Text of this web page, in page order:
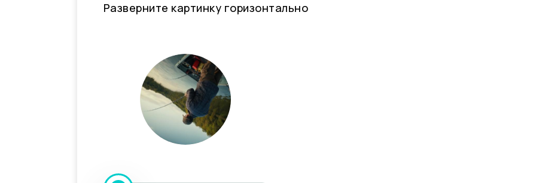
Разверните картинку горизонтально